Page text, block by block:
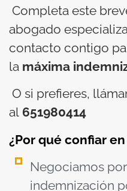
Completa este
abogado
contacto contigo
la máxima
O si prefieres,
al 651980414
¿Por qué confiar
Negociamos
indemnización